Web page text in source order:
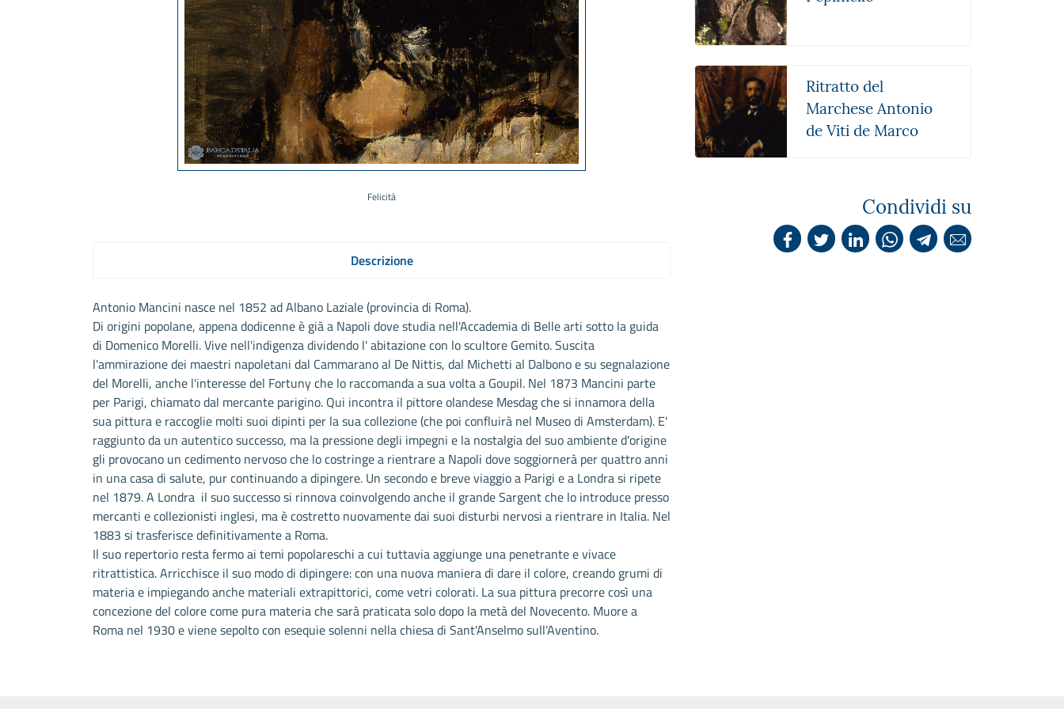
Felicità
Descrizione
Antonio Mancini nasce nel 1852 ad Albano Laziale (provincia di Roma).
Di origini popolane, appena dodicenne è già a Napoli dove studia nell'Accademia di Belle arti sotto la guida
di Domenico Morelli. Vive nell'indigenza dividendo l' abitazione con lo scultore Gemito. Suscita
l'ammirazione dei maestri napoletani dal Cammarano al De Nittis, dal Michetti al Dalbono e su segnalazione
del Morelli, anche l'interesse del Fortuny che lo raccomanda a sua volta a Goupil. Nel 1873 Mancini parte
per Parigi, chiamato dal mercante parigino. Qui incontra il pittore olandese Mesdag che si innamora della
sua pittura e raccoglie molti suoi dipinti per la sua collezione (che poi confluirà nel Museo di Amsterdam). E'
raggiunto da un autentico successo, ma la pressione degli impegni e la nostalgia del suo ambiente d'origine
gli provocano un cedimento nervoso che lo costringe a rientrare a Napoli dove soggiornerà per quattro anni
in una casa di salute, pur continuando a dipingere. Un secondo e breve viaggio a Parigi e a Londra si ripete
nel 1879. A Londra il suo successo si rinnova coinvolgendo anche il grande Sargent che lo introduce presso
mercanti e collezionisti inglesi, ma è costretto nuovamente dai suoi disturbi nervosi a rientrare in Italia. Nel
1883 si trasferisce definitivamente a Roma.
Il suo repertorio resta fermo ai temi popolareschi a cui tuttavia aggiunge una penetrante e vivace
ritrattistica. Arricchisce il suo modo di dipingere: con una nuova maniera di dare il colore, creando grumi di
materia e impiegando anche materiali extrapittorici, come vetri colorati. La sua pittura precorre così una
concezione del colore come pura materia che sarà praticata solo dopo la metà del Novecento. Muore a
Roma nel 1930 e viene sepolto con esequie solenni nella chiesa di Sant'Anselmo sull'Aventino.
Ritratto del
Marchese Antonio
de Viti de Marco
Condividi su